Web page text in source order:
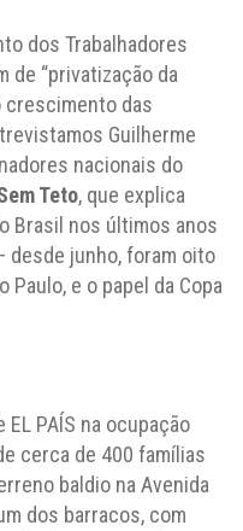
dos Trabalhadores
de “privatização da
crescimento das
Guilherme
nacionais do
Teto, que explica
Brasil nos últimos anos
desde junho, foram oito
Paulo, e o papel da Copa
PAÍS na ocupação
cerca de 400 famílias
baldio na Avenida
dos barracos, com